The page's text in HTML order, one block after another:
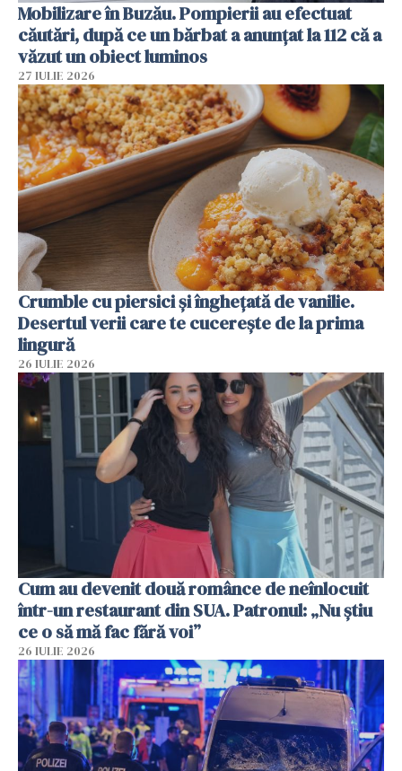
Mobilizare în Buzău. Pompierii au efectuat
căutări, după ce un bărbat a anunțat la 112 că a
văzut un obiect luminos
27 IULIE 2026
Crumble cu piersici și înghețată de vanilie.
Desertul verii care te cucerește de la prima
lingură
26 IULIE 2026
Cum au devenit două românce de neînlocuit
într-un restaurant din SUA. Patronul: „Nu știu
ce o să mă fac fără voi”
26 IULIE 2026